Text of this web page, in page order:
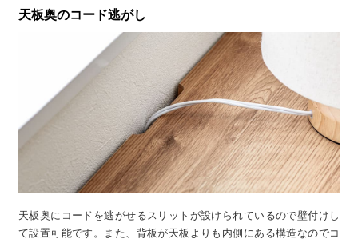
天板奥のコード逃がし
天板奥にコードを逃がせるスリットが設けられているので壁付けし
て設置可能です。また、背板が天板よりも内側にある構造なのでコ